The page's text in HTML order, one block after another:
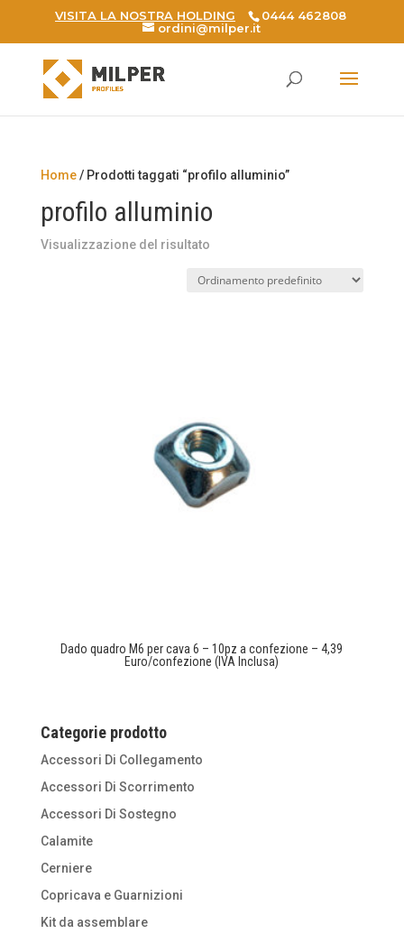
VISITA LA NOSTRA HOLDING
0444 462808
ordini@milper.it
Products
search
Home/ Prodotti taggati “profilo alluminio”
profilo alluminio
Visualizzazione del risultato
Dado quadro M6 per cava 6 – 10pz a confezione – 4,39
Euro/confezione (IVA Inclusa)
Categorie prodotto
Accessori Di Collegamento
Accessori Di Scorrimento
Accessori Di Sostegno
Calamite
Cerniere
Copricava e Guarnizioni
Kit da assemblare